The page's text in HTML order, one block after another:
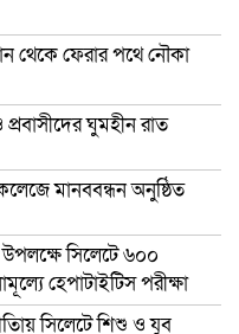
থেকে ফেরার পথে নৌকা
ঘুমহীন রাত
মানববন্ধন অনুষ্ঠিত
উপলক্ষে সিলেটে ৬০০
হেপাটাইটিস পরীক্ষা
সিলেটে শিশু ও যুব